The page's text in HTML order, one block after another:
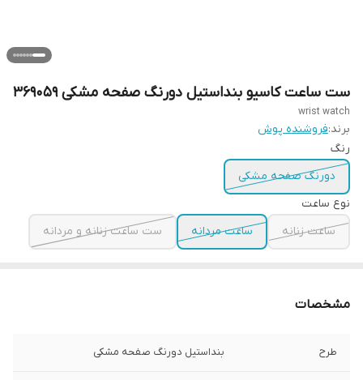
ست ساعت کاسیو بنداستیل دورنگ صفحه مشکی 369059
wrist watch
برند:فروشنده پوش
رنگ
دورنگ صفحه مشکی
نوع ساعت
ساعت زنانه
ساعت مردانه ست ساعت زنانه و مردانه
مشخصات
طرح بنداستیل دورنگ صفحه مشکی